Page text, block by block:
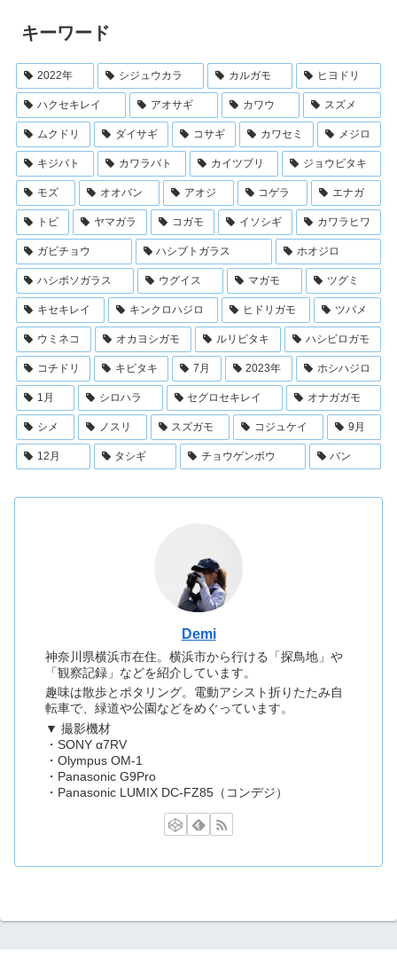
キーワード
2022年 シジュウカラ カルガモ ヒヨドリ
ハクセキレイ アオサギ カワウ スズメ
ムクドリ ダイサギ コサギ カワセミ メジロ
キジバト カワラバト カイツブリ ジョウビタキ
モズ オオバン アオジ コゲラ エナガ
トビ ヤマガラ コガモ イソシギ カワラヒワ
ガビチョウ ハシブトガラス ホオジロ
ハシボソガラス ウグイス マガモ ツグミ
キセキレイ キンクロハジロ ヒドリガモ ツバメ
ウミネコ オカヨシガモ ルリビタキ ハシビロガモ
コチドリ キビタキ 7月 2023年 ホシハジロ
1月 シロハラ セグロセキレイ オナガガモ
シメ ノスリ スズガモ コジュケイ 9月
12月 タシギ チョウゲンボウ バン
Demi
神奈川県横浜市在住。横浜市から行ける「探鳥地」や
「観察記録」などを紹介しています。
趣味は散歩とポタリング。電動アシスト折りたたみ自
転車で、緑道や公園などをめぐっています。
▼ 撮影機材
・SONY α7RV
・Olympus OM-1
・Panasonic G9Pro
・Panasonic LUMIX DC-FZ85（コンデジ）